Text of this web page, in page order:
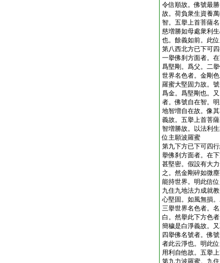
令信順故。佛號最
故。荷負衆生資養
智。五擧上首菩薩
慈増勝如母處衆利
也。餘義如前。此
第八西北方已下可
一擧佛刹方面者。
爲堅剛。爲父。二
世界名色者。金剛
羅蜜大堅固力故。
爲金。爲堅剛也。
者。佛號自在智。
地智増自在故。像
義故。五擧上首菩
智増勝故。以法利
位主願波羅蜜
第九下方已下可四
擧佛刹方面者。在
甚堅密。假設有大
之。然金剛碎如微
能持世界。明此信
九住九地法力成就
心堅固。如風無損
三擧世界名色者。
白。然擧此下方色
簡穢是白淨義故。
四擧佛名號者。佛
者此云淨也。明此
用利自他故。五擧
第九力波羅蜜。九